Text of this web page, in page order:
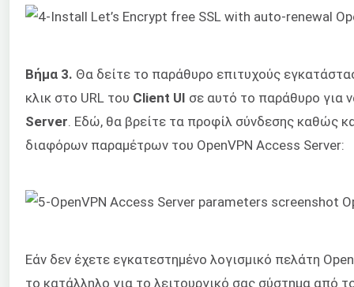
Βήμα 3. Θα δείτε το παράθυρο επιτυχούς
κλικ στο URL του Client UI σε αυτό το παράθυρο για
Server . Εδώ, θα βρείτε τα προφίλ σύνδεσης καθώς
διαφόρων παραμέτρων του OpenVPN Access Server:
Εάν δεν έχετε εγκατεστημένο λογισμικό πελάτη
το κατάλληλο για το λειτουργικό σας σύστημα από